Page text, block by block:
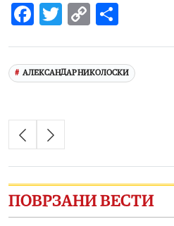
Facebook
Twitter
Copy
АЛЕКСАНДАР НИКОЛОСКИ
ПОВРЗАНИ ВЕСТИ